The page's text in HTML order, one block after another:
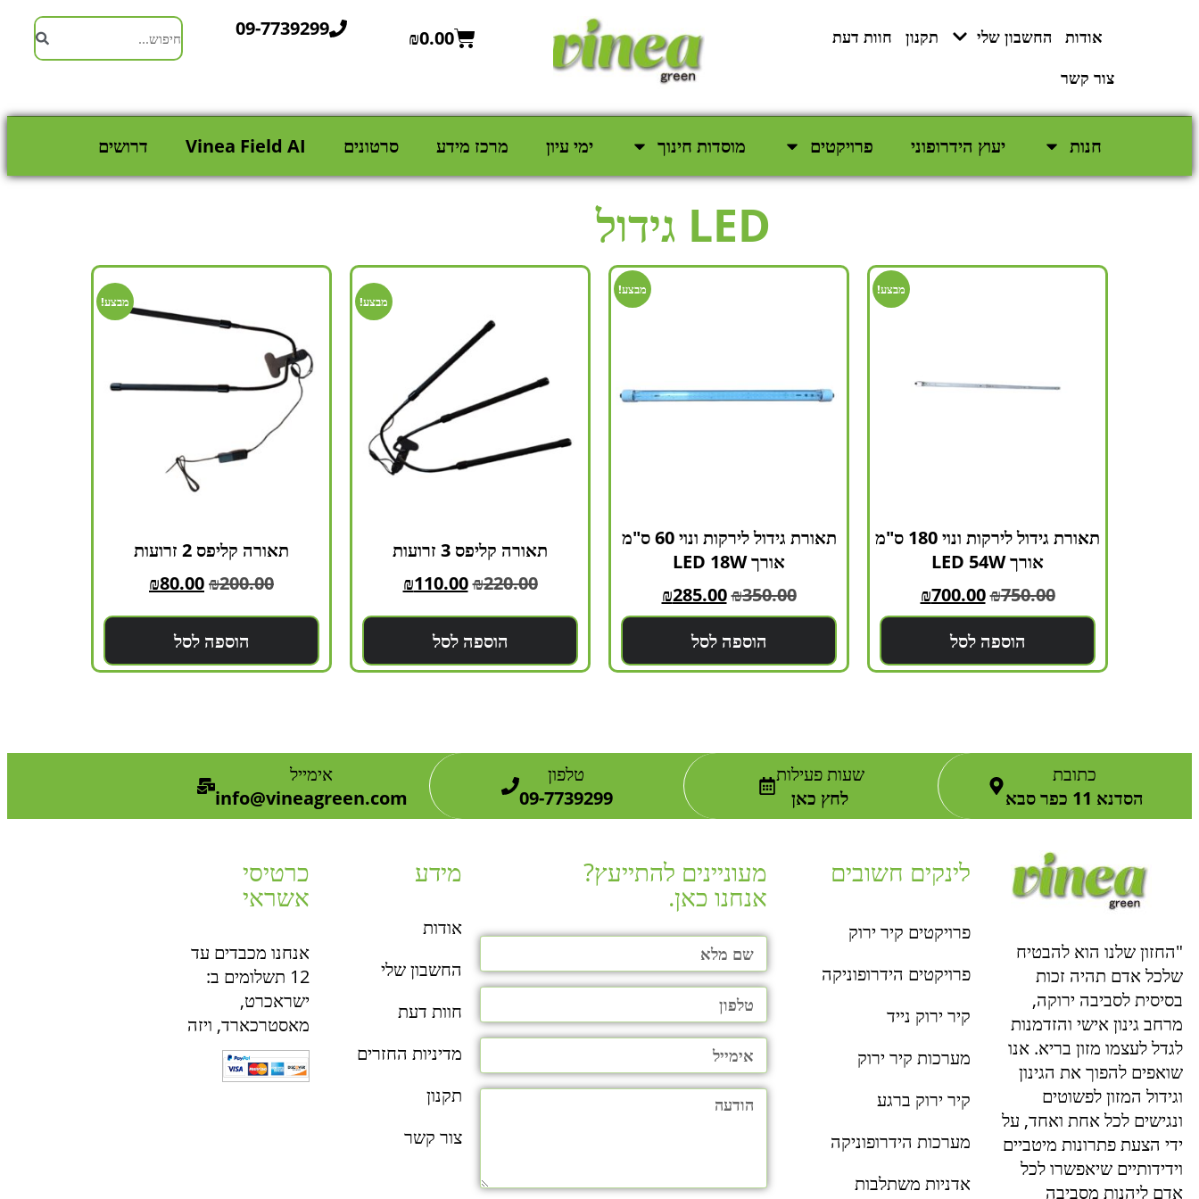
אודות החשבון שלי תקנון
חוות דעת
צור קשר
₪0.00
09-7739299
חנות יעוץ הידרופוני פרויקטים מוסדות חינוך ימי עיון מרכז מידע סרטונים Vinea Field AI דרושים
LED גידול
מבצע!
תאורת גידול לירקות ונוי 180 ס"מ
אורך LED 54W
₪750.00
₪700.00
הוספה לסל
מבצע!
תאורת גידול לירקות ונוי 60 ס"מ
אורך LED 18W
₪350.00
₪285.00
הוספה לסל
מבצע!
תאורה קליפס 3 זרועות
₪220.00
₪110.00
הוספה לסל
מבצע!
תאורה קליפס 2 זרועות
₪200.00
₪80.00
הוספה לסל
כתובת
הסדנא 11 כפר סבא
שעות פעילות
לחץ כאן
טלפון
09-7739299
אימייל
info@vineagreen.com
"החזון שלנו הוא להבטיח
שלכל אדם תהיה זכות
בסיסית לסביבה ירוקה,
מרחב גינון אישי והזדמנות
לגדל לעצמו מזון בריא. אנו
שואפים להפוך את הגינון
וגידול המזון לפשוטים
ונגישים לכל אחת ואחד, על
ידי הצעת פתרונות מיטביים
וידידותיים שיאפשרו לכל
אדם ליהנות מסביבה
לינקים חשובים
פרויקטים קיר ירוק
פרויקטים הידרופוניקה
קיר ירוק נייד
מערכות קיר ירוק
קיר ירוק ברגע
מערכות הידרופוניקה
אדניות משתלבות
מעוניינים להתייעץ?
אנחנו כאן.​
מידע
אודות
החשבון שלי
חוות דעת
מדיניות החזרים
תקנון
צור קשר
כרטיסי
אשראי
אנחנו מכבדים עד
12 תשלומים ב:
ישראכרט,
מאסטרכארד, ויזה